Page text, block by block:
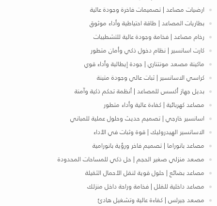
ارضيات مصاعد | تصميمات فاخرة وجودة عالية
بطاريات المصاعد | طاقة احتياطية وأداء موثوق
رخام مصاعد | فخامة وجودة عالية للتشطيبات
كارت اسانسير | نظام دخول ذكي وأمان متطور
ماكينة مصعد مونتناري | جودة إيطالية وأداء قوي
كراسي الاسانسير | ثبات عالي وجودة متينة
بديل جهاز أكسس للمصاعد | أنظمة تحكم ذكية وآمنة
مصاعد كهربائية | كفاءة عالية وأداء متطور
اسانسير خارجي | تصميم حديث وحلول عملية للمباني
الاسانسير الهيدروليك | قوة وثبات في الأداء
مصاعد بانوراما | تصميم فاخر ورؤية بانورامية
مصعد منزلي صغير الحجم | حل ذكي للمساحات المحدودة
مصاعد بضائع | حلول قوية لنقل الأحمال الثقيلة
مصاعد داخلية للفلل | فخامة وراحة داخل منزلك
مصعد جيرلس | كفاءة عالية وتشغيل هادئ